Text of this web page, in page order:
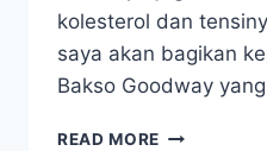
kolesterol dan
saya akan bagikan
Bakso Goodway
READ MORE RESEP